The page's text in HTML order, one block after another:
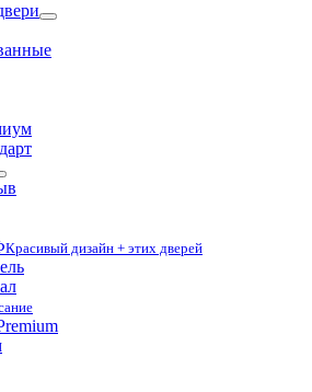
Красивый дизайн + этих дверей